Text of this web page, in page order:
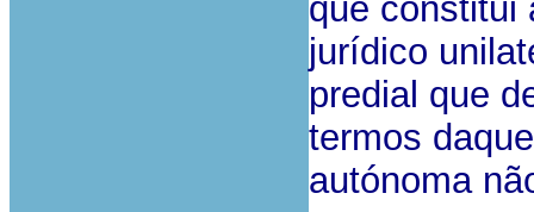
que constitui
jurídico
predial que
termos
autónoma